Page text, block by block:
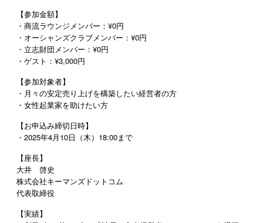
【参加金額】
・商流ラウンジメンバー：¥0円
・オーシャンズクラブメンバー：¥0円
・立志財団メンバー ：¥0円
・ゲスト：¥3,000円
【参加対象者】
・月々の安定売り上げを構築したい経営者の方
・女性起業家を助けたい方
【お申込み締切日時】
・2025年4月10日（木）18:00まで
【座長】
大井 啓史
株式会社キーマンズドットコム
代表取締役
【実績】